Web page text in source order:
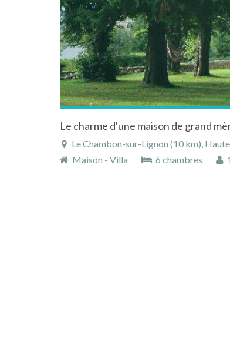
Le Chambon-sur-Lignon (10 km), Haute-
Maison - Villa
6 chambres